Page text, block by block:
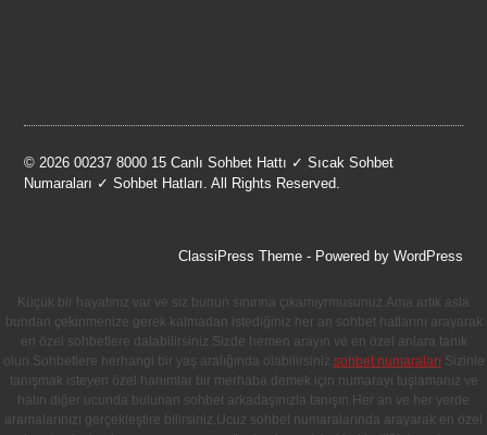
© 2026 00237 8000 15 Canlı Sohbet Hattı ✓ Sıcak Sohbet
Numaraları ✓ Sohbet Hatları. All Rights Reserved.
ClassiPress Theme- Powered by WordPress
Küçük bir hayatınız var ve siz bunun sınırına çıkamıyrmusunuz.Ama artık asla
bundan çekinmenize gerek kalmadan istediğiniz her an sohbet hatlarını arayarak
en özel sohbetlere dalabilirsiniz.Sizde hemen arayın ve en özel anlara tanık
olun.Sohbetlere herhangi bir yaş aralığında olabilirsiniz.sohbet numaralarıSizinle
tanışmak isteyen özel hanımlar bir merhaba demek için numarayı tuşlamanız ve
hatın diğer ucunda bulunan sohbet arkadaşınızla tanışın.Her an ve her yerde
aramalarınızı gerçekleştire bilirsiniz.Ucuz sohbet numaralarında arayarak en özel